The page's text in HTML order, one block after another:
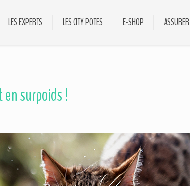
LES EXPERTS LES CITY POTES E-SHOP
surpoids !